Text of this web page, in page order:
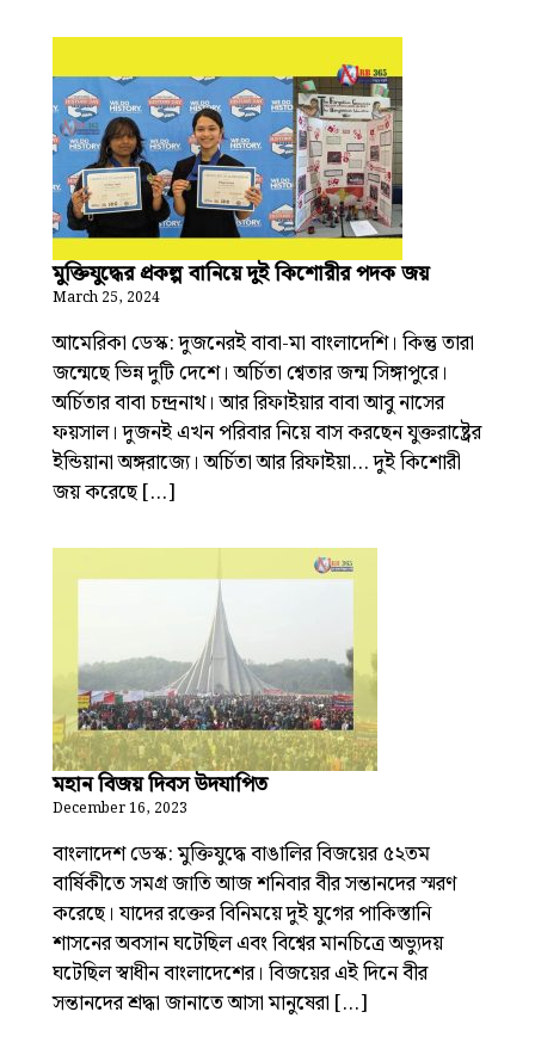
মুক্তিযুদ্ধের প্রকল্প বানিয়ে দুই কিশোরীর পদক জয়
March 25, 2024
আমেরিকা ডেস্ক: দুজনেরই বাবা-মা বাংলাদেশি। কিন্তু তারা
জন্মেছে ভিন্ন দুটি দেশে। অর্চিতা শ্বেতার জন্ম সিঙ্গাপুরে।
অর্চিতার বাবা চন্দ্রনাথ। আর রিফাইয়ার বাবা আবু নাসের
ফয়সাল। দুজনই এখন পরিবার নিয়ে বাস করছেন যুক্তরাষ্ট্রের
ইন্ডিয়ানা অঙ্গরাজ্যে। অর্চিতা আর রিফাইয়া… দুই কিশোরী
জয় করেছে […]
মহান বিজয় দিবস উদযাপিত
December 16, 2023
বাংলাদেশ ডেস্ক: মুক্তিযুদ্ধে বাঙালির বিজয়ের ৫২তম
বার্ষিকীতে সমগ্র জাতি আজ শনিবার বীর সন্তানদের স্মরণ
করেছে। যাদের রক্তের বিনিময়ে দুই যুগের পাকিস্তানি
শাসনের অবসান ঘটেছিল এবং বিশ্বের মানচিত্রে অভ্যুদয়
ঘটেছিল স্বাধীন বাংলাদেশের। বিজয়ের এই দিনে বীর
সন্তানদের শ্রদ্ধা জানাতে আসা মানুষেরা […]